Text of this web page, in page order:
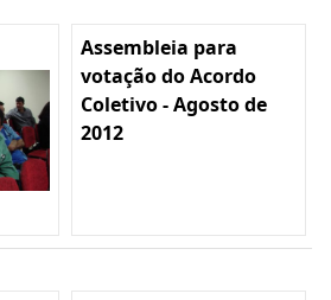
Assembleia para
votação do Acordo
Coletivo - Agosto de
2012